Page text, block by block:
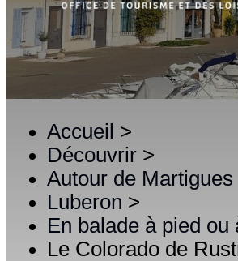
Accueil >
Découvrir >
Autour de Martigues
Luberon >
En balade à pied
Le Colorado de